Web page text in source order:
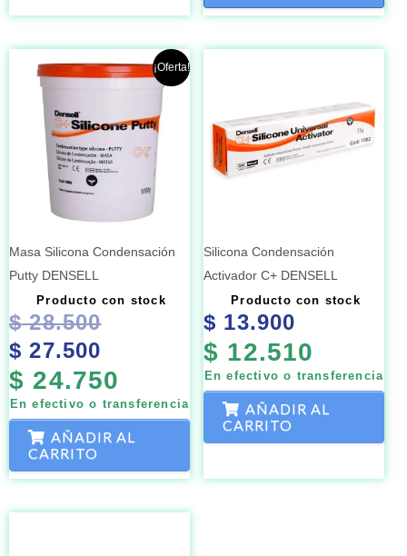
¡Oferta!
Masa Silicona Condensación
Putty DENSELL
Producto con stock
$28.500
El
precio
original
era:
$ 28.500.
$ 27.500
El
precio
es:
$ 27.500.
$ 24.750
En efectivo o transferencia
AÑADIR AL
CARRITO
Silicona Condensación
Activador C+ DENSELL
Producto con stock
$ 13.900
$ 12.510
En efectivo o transferencia
AÑADIR AL
CARRITO